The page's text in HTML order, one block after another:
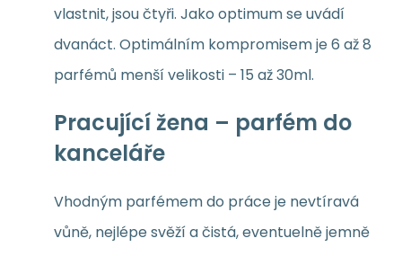
vlastnit, jsou čtyři. Jako optimum se uvádí
dvanáct. Optimálním kompromisem je 6 až 8
parfémů menší velikosti – 15 až 30ml.
Pracující žena – parfém do
kanceláře
Vhodným parfémem do práce je nevtíravá
vůně, nejlépe svěží a čistá, eventuelně jemně